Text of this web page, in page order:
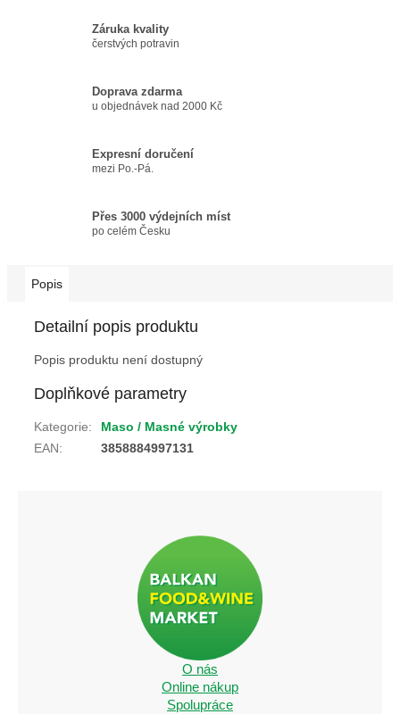
Záruka kvality
čerstvých potravin
Doprava zdarma
u objednávek nad 2000 Kč
Expresní doručení
mezi Po.-Pá.
Přes 3000 výdejních míst
po celém Česku
Popis
Detailní popis produktu
Popis produktu není dostupný
Doplňkové parametry
Kategorie:
Maso / Masné výrobky
EAN: 3858884997131
O nás
Online nákup
Spolupráce